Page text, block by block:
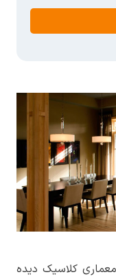
کلاسیک دیده